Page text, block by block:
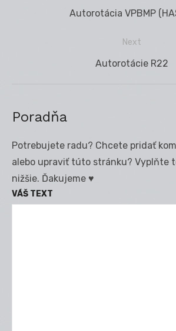
Previous
Autorotácia VPBMP
Next
Next
Autorotácie R22
Poradňa
Potrebujete radu? Chcete pridať
alebo upraviť túto stránku? Vyplňte
nižšie. Ďakujeme ♥
VÁŠ TEXT